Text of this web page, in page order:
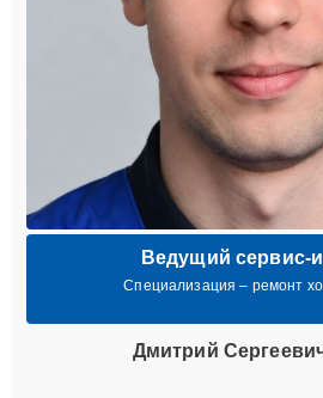
Ведущий сервис-
Специализация – ремонт
Дмитрий